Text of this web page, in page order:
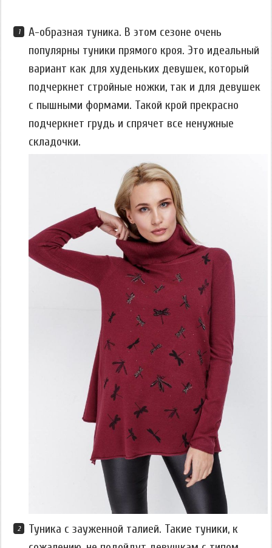
А-образная туника. В этом сезоне очень
популярны туники прямого кроя. Это идеальный
вариант как для худеньких девушек, который
подчеркнет стройные ножки, так и для девушек
с пышными формами. Такой крой прекрасно
подчеркнет грудь и спрячет все ненужные
складочки.
Туника с зауженной талией. Такие туники, к